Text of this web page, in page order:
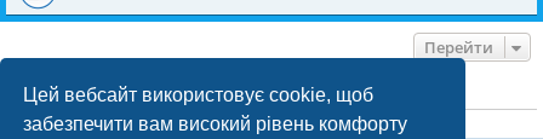
Цей вебсайт використовує cookie, щоб
забезпечити вам високий рівень комфорту
Перейти
ХТО ЗАРАЗ ОНЛАЙН
Зараз переглядають цей форум:ClaudeBot [бот ШІ]і 1 гість